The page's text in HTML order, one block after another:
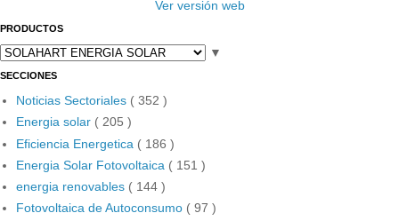
Ver versión web
PRODUCTOS
▼
SECCIONES
Noticias Sectoriales ( 352 )
Energia solar ( 205 )
Eficiencia Energetica ( 186 )
Energia Solar Fotovoltaica ( 151 )
energia renovables ( 144 )
Fotovoltaica de Autoconsumo ( 97 )